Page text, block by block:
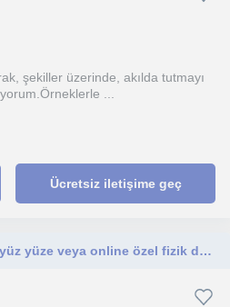
şekiller üzerinde, akılda tutmayı
...
Ücretsiz iletişime geç
İzmir'de lise öğrencilerine yüz yüze veya online özel fizik dersleri veren, Ege Üniversitesi Fizik 3. sınıf öğrencisiyim